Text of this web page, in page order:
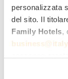
personalizzata
del sito. Il
Family Hotels,
Antwort
Vorname